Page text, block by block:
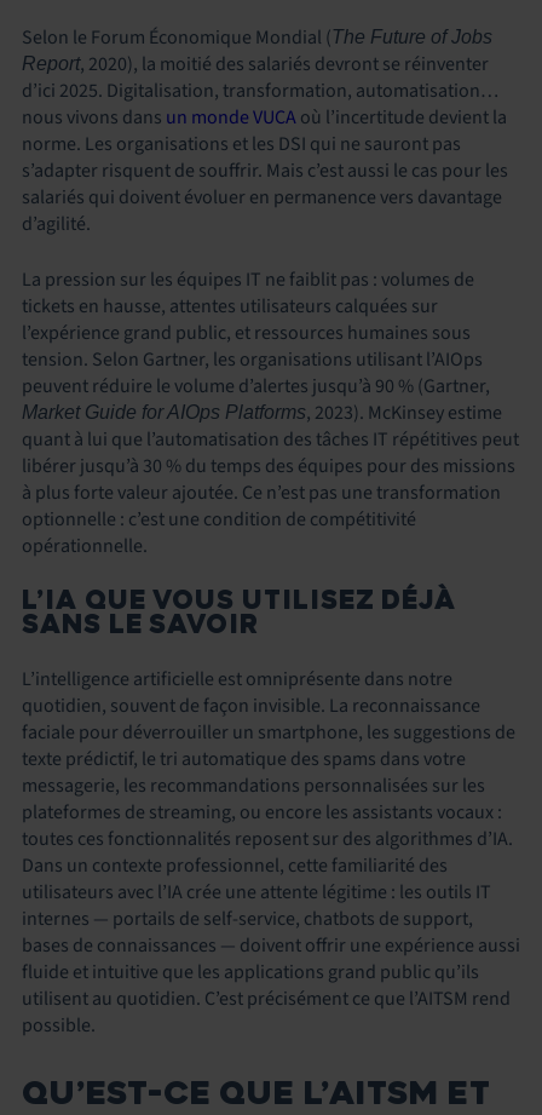
Selon le Forum Économique Mondial (The Future of Jobs
Report, 2020), la moitié des salariés devront se réinventer
d’ici 2025. Digitalisation, transformation, automatisation…
nous vivons dans un monde VUCAoù l’incertitude devient la
norme. Les organisations et les DSI qui ne sauront pas
s’adapter risquent de souffrir. Mais c’est aussi le cas pour les
salariés qui doivent évoluer en permanence vers davantage
d’agilité.
La pression sur les équipes IT ne faiblit pas : volumes de
tickets en hausse, attentes utilisateurs calquées sur
l’expérience grand public, et ressources humaines sous
tension. Selon Gartner, les organisations utilisant l’AIOps
peuvent réduire le volume d’alertes jusqu’à 90 % (Gartner,
Market Guide for AIOps Platforms, 2023). McKinsey estime
quant à lui que l’automatisation des tâches IT répétitives peut
libérer jusqu’à 30 % du temps des équipes pour des missions
à plus forte valeur ajoutée. Ce n’est pas une transformation
optionnelle : c’est une condition de compétitivité
opérationnelle.
L’IA QUE VOUS UTILISEZ DÉJÀ
SANS LE SAVOIR
L’intelligence artificielle est omniprésente dans notre
quotidien, souvent de façon invisible. La reconnaissance
faciale pour déverrouiller un smartphone, les suggestions de
texte prédictif, le tri automatique des spams dans votre
messagerie, les recommandations personnalisées sur les
plateformes de streaming, ou encore les assistants vocaux :
toutes ces fonctionnalités reposent sur des algorithmes d’IA.
Dans un contexte professionnel, cette familiarité des
utilisateurs avec l’IA crée une attente légitime : les outils IT
internes — portails de self-service, chatbots de support,
bases de connaissances — doivent offrir une expérience aussi
fluide et intuitive que les applications grand public qu’ils
utilisent au quotidien. C’est précisément ce que l’AITSM rend
possible.
QU’EST-CE QUE L’AITSM ET